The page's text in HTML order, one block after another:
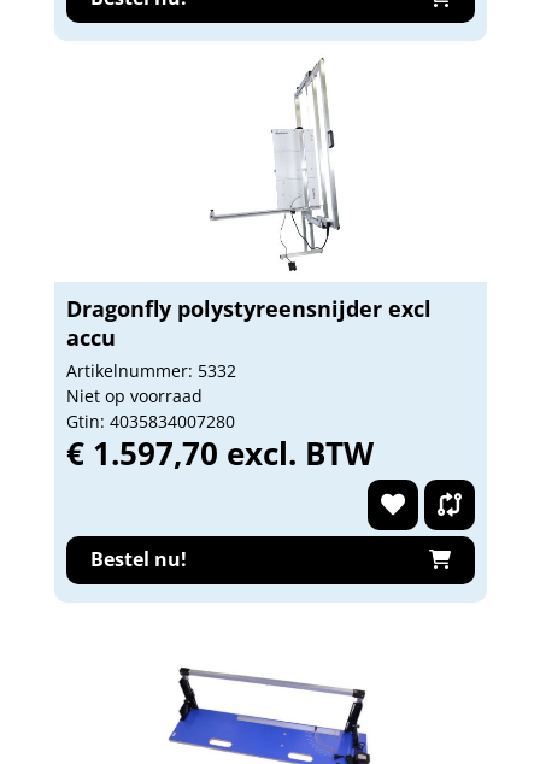
Dragonfly polystyreensnijder excl
accu
Artikelnummer: 5332
Niet op voorraad
Gtin: 4035834007280
€ 1.597,70 excl. BTW
Bestel nu!